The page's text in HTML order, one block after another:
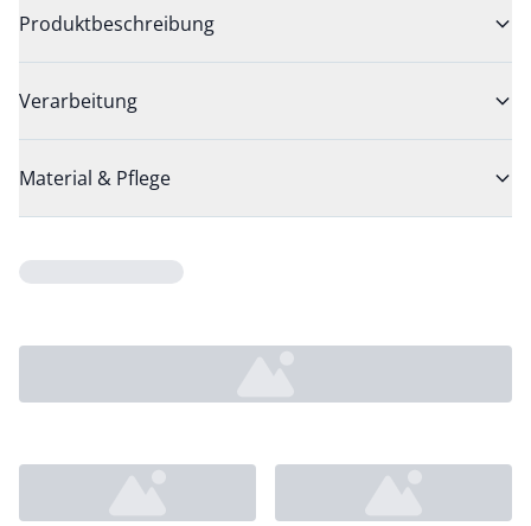
Produktbeschreibung
Verarbeitung
Material & Pflege